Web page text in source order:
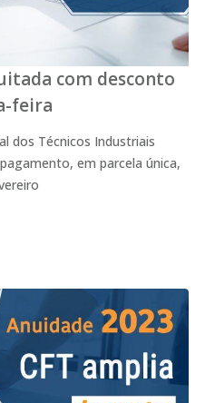
com desconto
feira
dos Técnicos Industriais
em parcela única,